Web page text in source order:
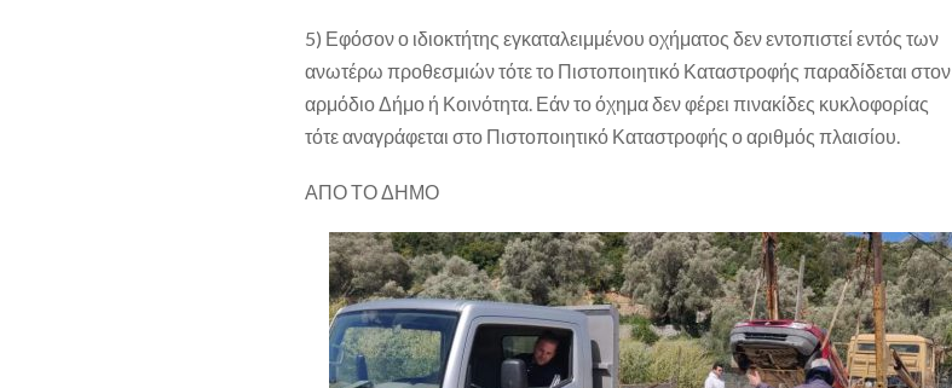
5) Εφόσον ο ιδιοκτήτης εγκαταλειμμένου οχήματος δεν εντοπιστεί εντός των
ανωτέρω προθεσμιών τότε το Πιστοποιητικό Καταστροφής παραδίδεται στον
αρμόδιο Δήμο ή Κοινότητα. Εάν το όχημα δεν φέρει πινακίδες κυκλοφορίας
τότε αναγράφεται στο Πιστοποιητικό Καταστροφής ο αριθμός πλαισίου.
ΑΠΟ ΤΟ ΔΗΜΟ